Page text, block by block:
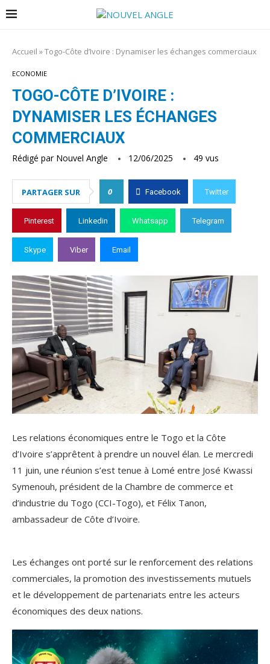
Accueil »Togo-Côte d’Ivoire : Dynamiser les échanges commerciaux
ECONOMIE
TOGO-CÔTE D’IVOIRE :
DYNAMISER LES ÉCHANGES
COMMERCIAUX
Rédigé par Nouvel Angle 12/06/2025 49 vus
PARTAGER SUR 0 Facebook Twitter
Pinterest Linkedin Whatsapp Telegram
Skype Viber Email
Les relations économiques entre le Togo et la Côte
d’Ivoire s’apprêtent à prendre un nouvel élan. Le mercredi
11 juin, une réunion s’est tenue à Lomé entre José Kwassi
Symenouh, président de la Chambre de commerce et
d’industrie du Togo (CCI-Togo), et Félix Tanon,
ambassadeur de Côte d’Ivoire.
Les échanges ont porté sur le renforcement des relations
commerciales, la promotion des investissements mutuels
et le développement de partenariats entre les acteurs
économiques des deux nations.